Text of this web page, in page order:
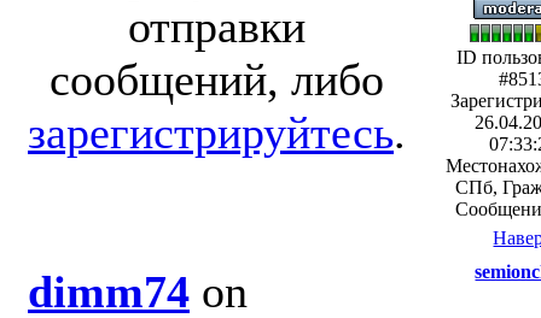
отправки
сообщений, либо
зарегистрируйтесь.
dimm74 on
ID
СПб,